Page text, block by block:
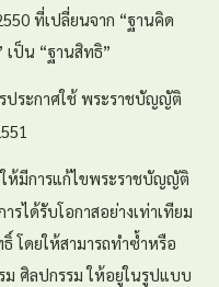
ที่เปลี่ยนจาก “ฐานคิด
ป็น “ฐานสิทธิ”
ประกาศใช้ พระราชบัญญัติ
ห้มีการแก้ไขพระราชบัญญัติ
ได้รับโอกาสอย่างเท่าเทียม
โดยให้สามารถทำซ้ำหรือ
ศิลปกรรม ให้อยู่ในรูปแบบ